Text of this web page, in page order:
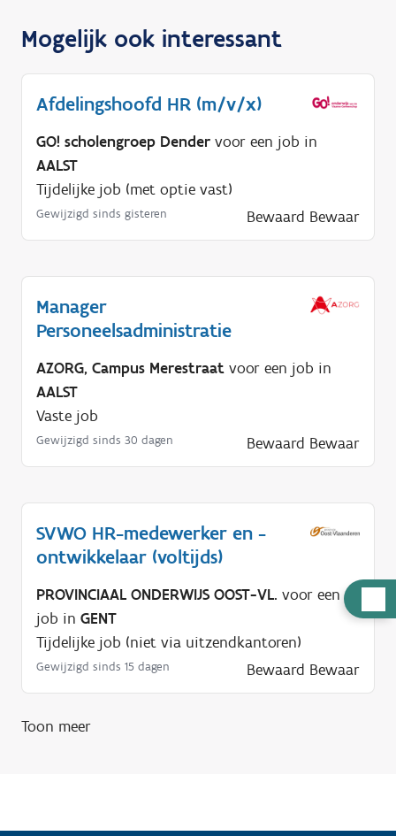
u
p
n
Mogelijk ook interessant
Afdelingshoofd HR (m/v/x)
GO! scholengroep Dender voor een job in
AALST
Tijdelijke job (met optie vast)
Gewijzigd sinds gisteren Bewaard Bewaar
Manager
Personeelsadministratie
AZORG, Campus Merestraat voor een job in
AALST
Vaste job
Gewijzigd sinds 30 dagen Bewaard Bewaar
SVWO HR-medewerker en -
ontwikkelaar (voltijds)
PROVINCIAAL ONDERWIJS OOST-VL. voor een
job in GENT
Tijdelijke job (niet via uitzendkantoren)
Gewijzigd sinds 15 dagen Bewaard Bewaar
Toon meer